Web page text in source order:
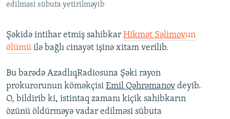
AZADLIQRADIOSU MOBIL TELEFONUNUZDA
XƏBƏR BÜLLETENLƏRIMIZ
RFE/RL-in bütün saytları
edilməsi sübuta yetirilməyib
Şəkidə intihar etmiş sahibkar Hikmət Səlimovun
ölümü ilə bağlı cinayət işinə xitam verilib.
Bu barədə AzadlıqRadiosuna Şəki rayon
prokurorunun köməkçisi Emil Qəhrəmanov deyib.
O, bildirib ki, istintaq zamanı kiçik sahibkarın
özünü öldürməyə vadar edilməsi sübuta